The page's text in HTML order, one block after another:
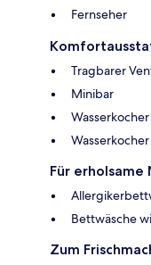
Fernseher
Tragbarer
Minibar
Wasserkocher
Für erholsame
Bettwäsche
Zum